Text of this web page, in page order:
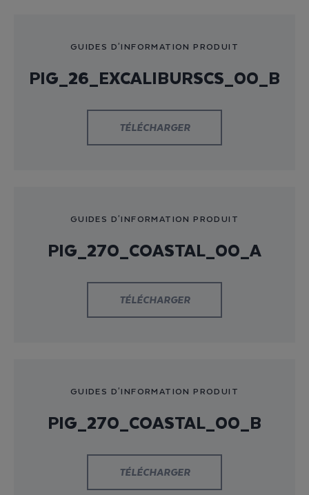
GUIDES D'INFORMATION PRODUIT
PIG_26_EXCALIBURSCS_00_B
TÉLÉCHARGER
GUIDES D'INFORMATION PRODUIT
PIG_270_COASTAL_00_A
TÉLÉCHARGER
GUIDES D'INFORMATION PRODUIT
PIG_270_COASTAL_00_B
TÉLÉCHARGER